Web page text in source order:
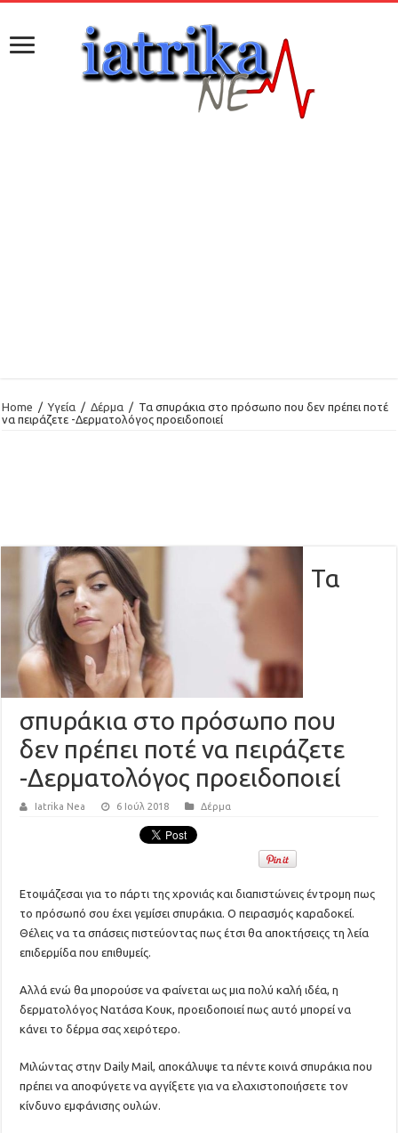
Home / Υγεία / Δέρμα / Τα σπυράκια στο πρόσωπο που δεν πρέπει ποτέ
να πειράζετε -Δερματολόγος προειδοποιεί
Τα
σπυράκια στο πρόσωπο που
δεν πρέπει ποτέ να πειράζετε
-Δερματολόγος προειδοποιεί
Iatrika Nea 6 Ιούλ 2018 Δέρμα
Ετοιμάζεσαι για το πάρτι της χρονιάς και διαπιστώνεις έντρομη πως
το πρόσωπό σου έχει γεμίσει σπυράκια. Ο πειρασμός καραδοκεί.
Θέλεις να τα σπάσεις πιστεύοντας πως έτσι θα αποκτήσειςς τη λεία
επιδερμίδα που επιθυμείς.
Αλλά ενώ θα μπορούσε να φαίνεται ως μια πολύ καλή ιδέα, η
δερματολόγος Νατάσα Κουκ, προειδοποιεί πως αυτό μπορεί να
κάνει το δέρμα σας χειρότερο.
Μιλώντας στην Daily Mail, αποκάλυψε τα πέντε κοινά σπυράκια που
πρέπει να αποφύγετε να αγγίξετε για να ελαχιστοποιήσετε τον
κίνδυνο εμφάνισης ουλών.